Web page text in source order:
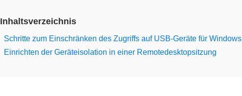
Inhaltsverzeichnis
Schritte zum Einschränken des Zugriffs auf USB-Geräte für Windows
Einrichten der Geräteisolation in einer Remotedesktopsitzung